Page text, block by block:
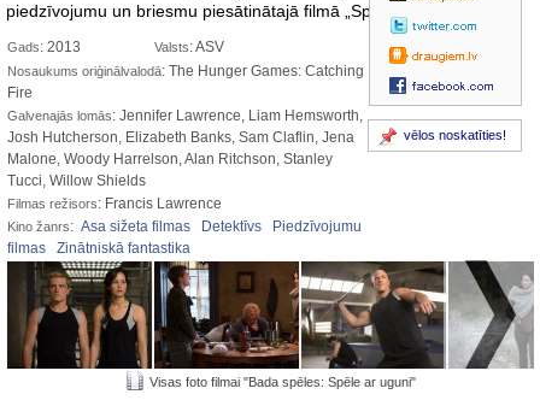
piedzīvojumu un briesmu piesātinātajā filmā „Spēle ar uguni”.
vēlos noskatīties!
Gads: 2013 Valsts: ASV
Nosaukums oriģinālvalodā: The Hunger Games: Catching
Fire
Galvenajās lomās: Jennifer Lawrence, Liam Hemsworth,
Josh Hutcherson, Elizabeth Banks, Sam Claflin, Jena
Malone, Woody Harrelson, Alan Ritchson, Stanley
Tucci, Willow Shields
Filmas režisors: Francis Lawrence
Kino žanrs: Asa sižeta filmas Detektīvs
Piedzīvojumu
filmas
Zinātniskā fantastika
Visas foto filmai "Bada spēles: Spēle ar uguni"